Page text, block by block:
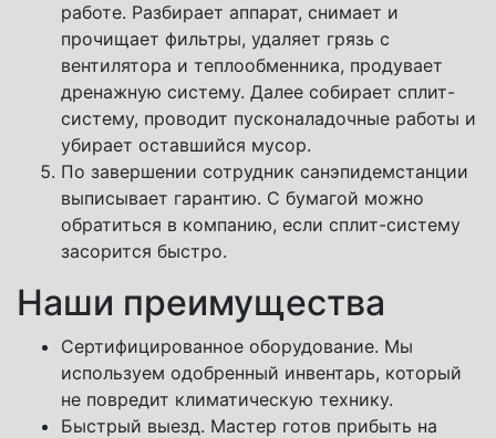
работе. Разбирает аппарат, снимает и
прочищает фильтры, удаляет грязь с
вентилятора и теплообменника, продувает
дренажную систему. Далее собирает сплит-
систему, проводит пусконаладочные работы и
убирает оставшийся мусор.
По завершении сотрудник санэпидемстанции
выписывает гарантию. С бумагой можно
обратиться в компанию, если сплит-систему
засорится быстро.
Наши преимущества
Сертифицированное оборудование. Мы
используем одобренный инвентарь, который
не повредит климатическую технику.
Быстрый выезд. Мастер готов прибыть на